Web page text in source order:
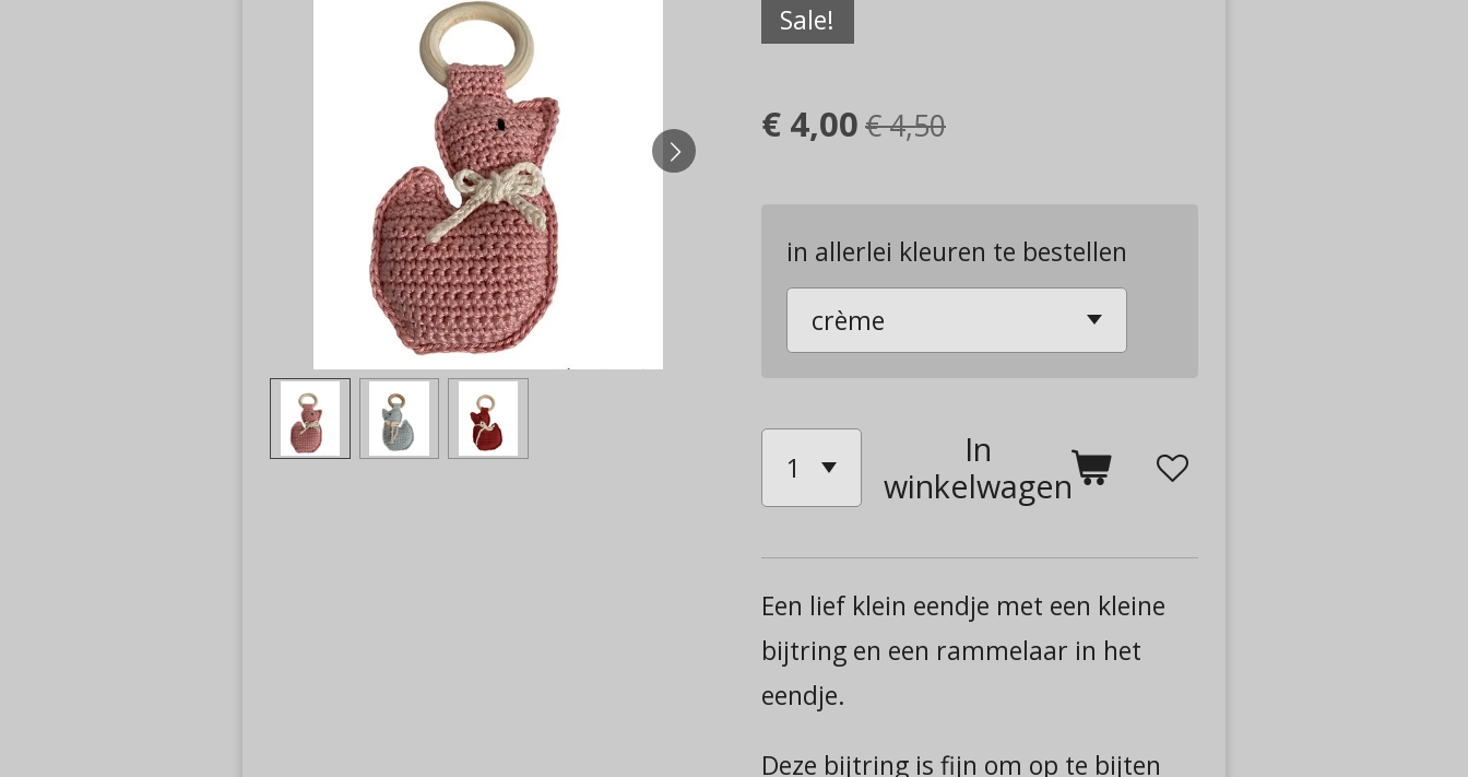
Sale!
€ 4,00€ 4,50
in allerlei kleuren te bestellen
In
winkelwagen
Een lief klein eendje met een kleine
bijtring en een rammelaar in het
eendje.
Deze bijtring is fijn om op te bijten